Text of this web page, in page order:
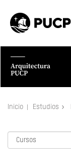
Inicio Estudios